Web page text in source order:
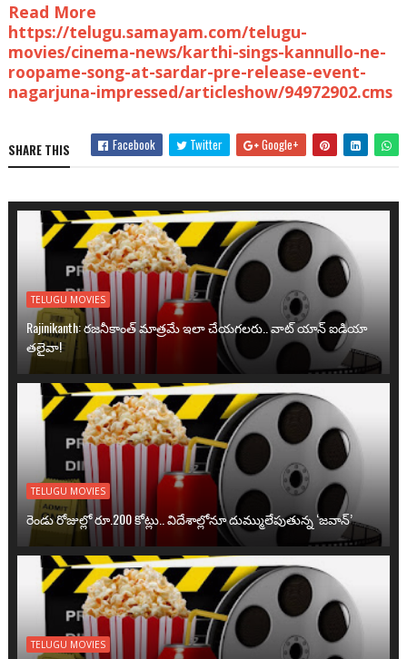
Read More
https://telugu.samayam.com/telugu-
movies/cinema-news/karthi-sings-kannullo-ne-
roopame-song-at-sardar-pre-release-event-
nagarjuna-impressed/articleshow/94972902.cms
SHARE THIS Facebook Twitter Google+
TELUGU MOVIES
Rajinikanth: రజనీకాంత్ మాత్రమే ఇలా చేయగలరు.. వాట్ యాన్ ఐడియా
తలైవా!
TELUGU MOVIES
రెండు రోజుల్లో రూ.200 కోట్లు.. విదేశాల్లోనూ దుమ్ములేపుతున్న ‘జవాన్’
TELUGU MOVIES